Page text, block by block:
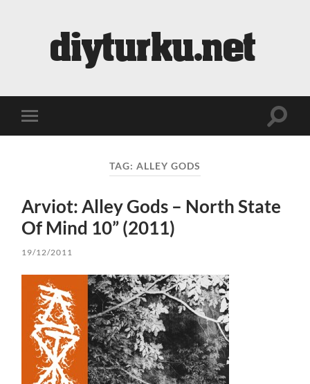
Toggle
mobile
Toggle
TAG: ALLEY GODS
Arviot: Alley Gods – North State
Of Mind 10” (2011)
19/12/2011